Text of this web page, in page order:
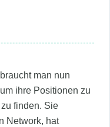
man nun
ihre Positionen zu
finden. Sie
Network, hat